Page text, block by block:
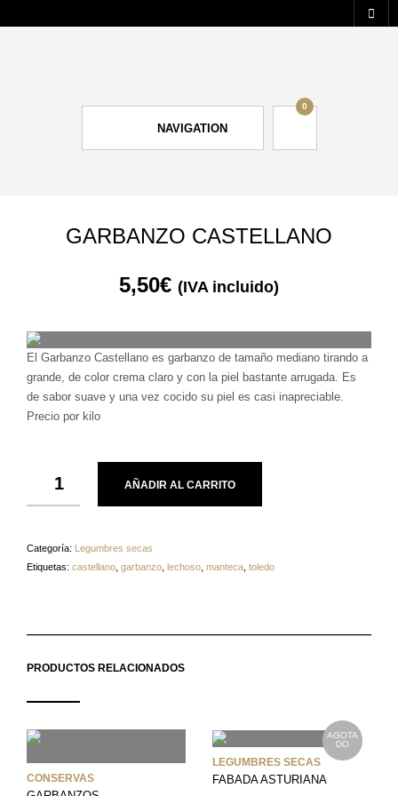
NAVIGATION
0
GARBANZO CASTELLANO
5,50€ (IVA incluido)
El Garbanzo Castellano es garbanzo de tamaño mediano tirando a
grande, de color crema claro y con la piel bastante arrugada. Es
de sabor suave y una vez cocido su piel es casi inapreciable.
Precio por kilo
AÑADIR AL CARRITO
Categoría: Legumbres secas
Etiquetas: castellano garbanzo lechoso manteca toledo
PRODUCTOS RELACIONADOS
CONSERVAS
AGOTA
DO
LEGUMBRES SECAS
FABADA ASTURIANA